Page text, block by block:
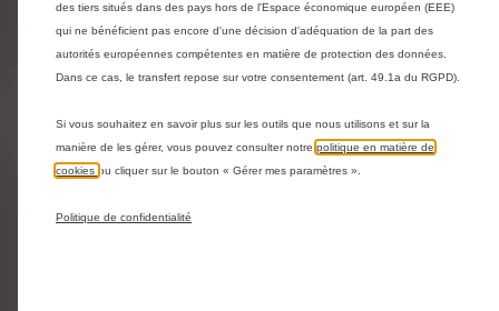
CITROËN STORE - UNE EQUIPE DE
ECONSEILLER A VOTRE ECOUTE
D'ENERGIE
CONFIGURATION
des tiers situés dans des pays hors de l'Espace économique européen (EEE)
qui ne bénéficient pas encore d'une décision d'adéquation de la part des
autorités européennes compétentes en matière de protection des données.
Dans ce cas, le transfert repose sur votre consentement (art. 49.1a du RGPD).
Si vous souhaitez en savoir plus sur les outils que nous utilisons et sur la
manière de les gérer, vous pouvez consulter notre politique en matière de
cookies ou cliquer sur le bouton « Gérer mes paramètres ».
Politique de confidentialité